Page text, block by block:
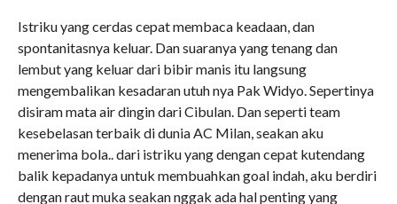
Istriku yang cerdas cepat membaca keadaan, dan
spontanitasnya keluar. Dan suaranya yang tenang dan
lembut yang keluar dari bibir manis itu langsung
mengembalikan kesadaran utuh nya Pak Widyo. Sepertinya
disiram mata air dingin dari Cibulan. Dan seperti team
kesebelasan terbaik di dunia AC Milan, seakan aku
menerima bola.. dari istriku yang dengan cepat kutendang
balik kepadanya untuk membuahkan goal indah, aku berdiri
dengan raut muka seakan nggak ada hal penting yang